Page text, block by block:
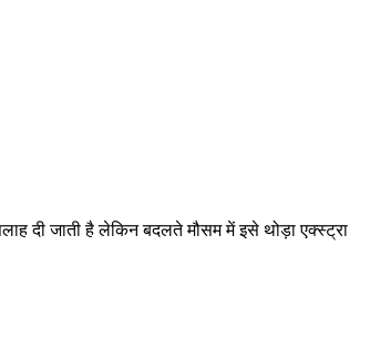
दी जाती है लेकिन बदलते मौसम में इसे थोड़ा एक्स्ट्रा